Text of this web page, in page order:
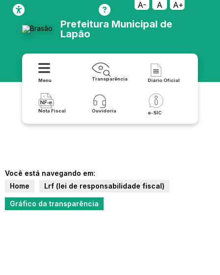
A- A A+
Prefeitura Municipal de
Lapão
Menu Transparência Diário Oficial
Nota Fiscal Ouvidoria e-SIC
Você está navegando em:
Home
Lrf (lei de responsabilidade fiscal)
Gráfico da transparência